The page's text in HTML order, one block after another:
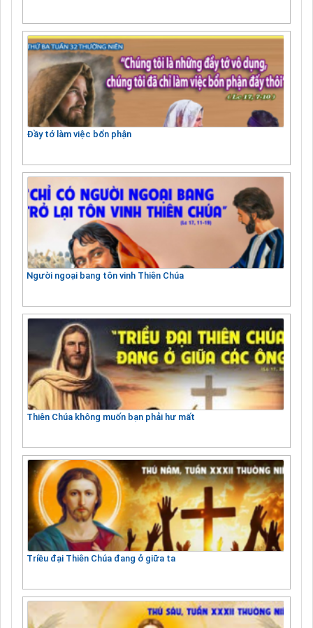
Đầy tớ làm việc bổn phận
Người ngoại bang tôn vinh Thiên Chúa
Thiên Chúa không muốn bạn phải hư mất
Triều đại Thiên Chúa đang ở giữa ta